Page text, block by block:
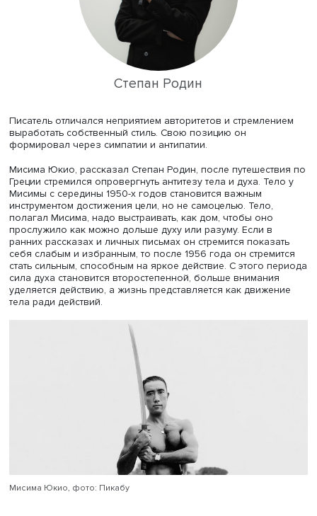
Степан Родин
Писатель отличался неприятием авторитетов и
выработать собственный стиль. Свою позицию он
формировал через симпатии и антипатии.
Мисима Юкио, рассказал Степан Родин, после
Греции стремился опровергнуть антитезу тела и духа.
Мисимы с середины 1950-х годов становится важным
инструментом достижения цели, но не самоцелью. Тело,
полагал Мисима, надо выстраивать, как дом, чтобы оно
прослужило как можно дольше духу или разуму. Если в
ранних рассказах и личных письмах он стремится
себя слабым и избранным, то после 1956 года он
стать сильным, способным на яркое действие. С этого
сила духа становится второстепенной, больше
уделяется действию, а жизнь представляется как
тела ради действий.